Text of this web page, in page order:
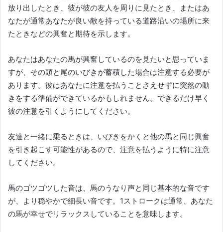
放り出したとき、彼が彼の友人を周りに見たとき、またはあ
なたが通常あなたが良い敵を持っている道路沿いの場所に来
たときなどの興奮と期待を示します。
あなたはあなたの馬が興奮しているのを見たいと思っていま
すが、その頭と尾のいびきが蓄積した場合は注意する必要が
あります。 彼はあなたに注意を払うことさえせずに突然の動
きをする準備ができているかもしれません。 できるだけ早く
彼の注意を引くようにしてください。
友達と一緒に乗るときは、いびきをかくと他の馬と同じ興奮
を引き起こす可能性があるので、注意を払うように特に注意
してください。
馬のゴツゴツした音は、馬のうなり声と同じ基本的な音です
が、より穏やかで細長い音です。 1ストロークは通常、あなた
の馬が幸せでリラックスしていることを意味します。